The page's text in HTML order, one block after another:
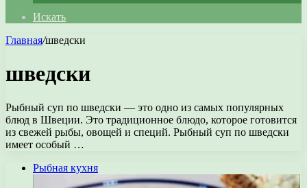
Искать
Главная/шведски
шведски
Рыбный суп по шведски — это одно из самых популярных
блюд в Швеции. Это традиционное блюдо, которое готовится
из свежей рыбы, овощей и специй. Рыбный суп по шведски
имеет особый …
Рыбная кухня